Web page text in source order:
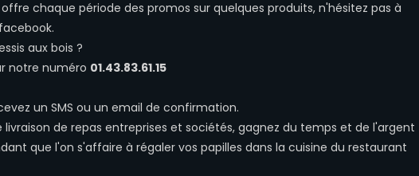
offre chaque période des promos sur quelques produits, n'hésitez pas à
aux bois ?
notre numéro 01.43.83.61.15
un SMS ou un email de confirmation.
livraison de repas entreprises et sociétés, gagnez du temps et de l'argent
que l'on s'affaire à régaler vos papilles dans la cuisine du restaurant